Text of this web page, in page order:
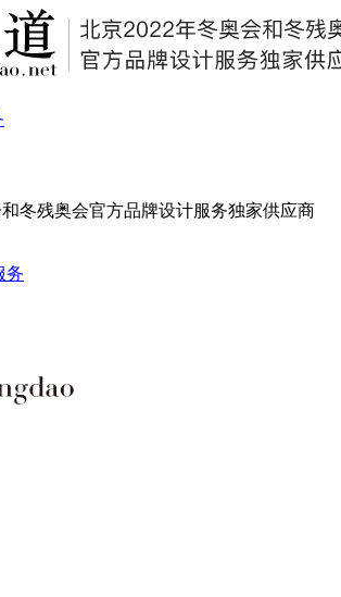
冬残奥会官方品牌设计服务独家供应商
务